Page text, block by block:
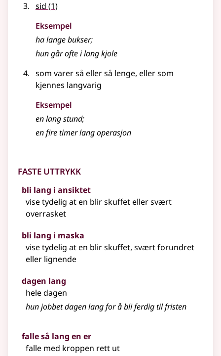
sid (1)
Eksempel
ha lange bukser;
hun går ofte i lang kjole
som varer så ellerså lenge, ellersom
kjennes langvarig
Eksempel
enlangstund;
en fire timerlangoperasjon
Faste uttrykk
bli lang i ansiktet
vise tydelig at en blir skuffetellersvært
overrasket
bli lang i maska
vise tydelig at en blir skuffet, svært forundret
eller lignende
dagen lang
hele dagen
hun jobbet dagen lang for å bli ferdig til fristen
falle så lang en er
falle med kroppen rett ut